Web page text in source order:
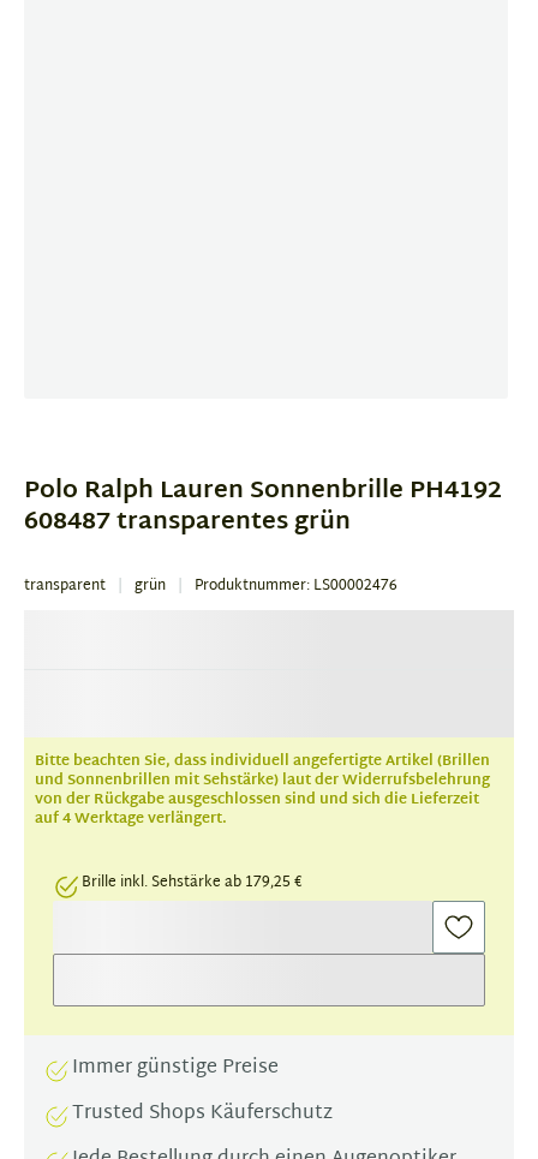
4
Polo Ralph Lauren Sonnenbrille PH4192
608487 transparentes grün
transparent grün Produktnummer: LS00002476
Bitte beachten Sie, dass individuell angefertigte Artikel (Brillen
und Sonnenbrillen mit Sehstärke) laut der Widerrufsbelehrung
von der Rückgabe ausgeschlossen sind und sich die Lieferzeit
auf 4 Werktage verlängert.
Brille inkl. Sehstärke ab 179,25 €
Immer günstige Preise
Trusted Shops Käuferschutz